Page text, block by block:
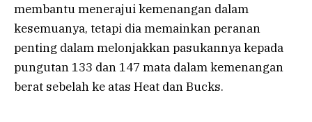
membantu menerajui kemenangan dalam
kesemuanya, tetapi dia memainkan peranan
penting dalam melonjakkan pasukannya kepada
pungutan 133 dan 147 mata dalam kemenangan
berat sebelah ke atas Heat dan Bucks.